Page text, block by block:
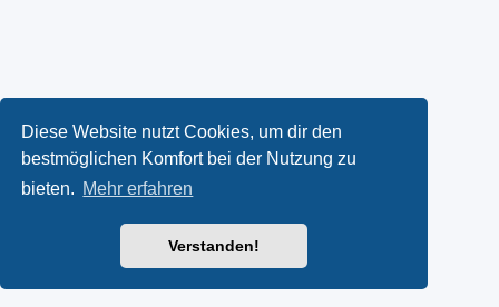
Diese Website nutzt Cookies, um dir den
bestmöglichen Komfort bei der Nutzung zu
bieten. Mehr erfahren
Verstanden!